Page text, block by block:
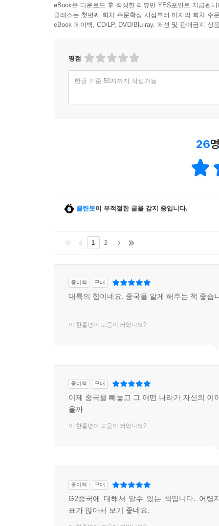
eBook은 다운로드 후 작성한 리뷰만 YES포인트 지급됩니
클래스는 첫번째 회차 주문확정 시점부터 마지막 회차 주
eBook 페이백, CD/LP, DVD/Blu-ray, 패션 및 판매금지 상
평점
한글 기준 50자까지 작성가능
26
클린봇이 부적절한 글을 감지 중입니다.
1 2
종이책 구매
대륙의 힘이네요. 중국을 알게 해주는 책 좋습
이 한줄평이 도움이 되었나요?
종이책 구매
이제 중국을 빼놓고 그 어떤 나라가 자신의 이
을까
이 한줄평이 도움이 되었나요?
종이책 구매
G2중국에 대해서 알수 있는 책입니다. 어렵
표가 많아서 보기 좋네요.